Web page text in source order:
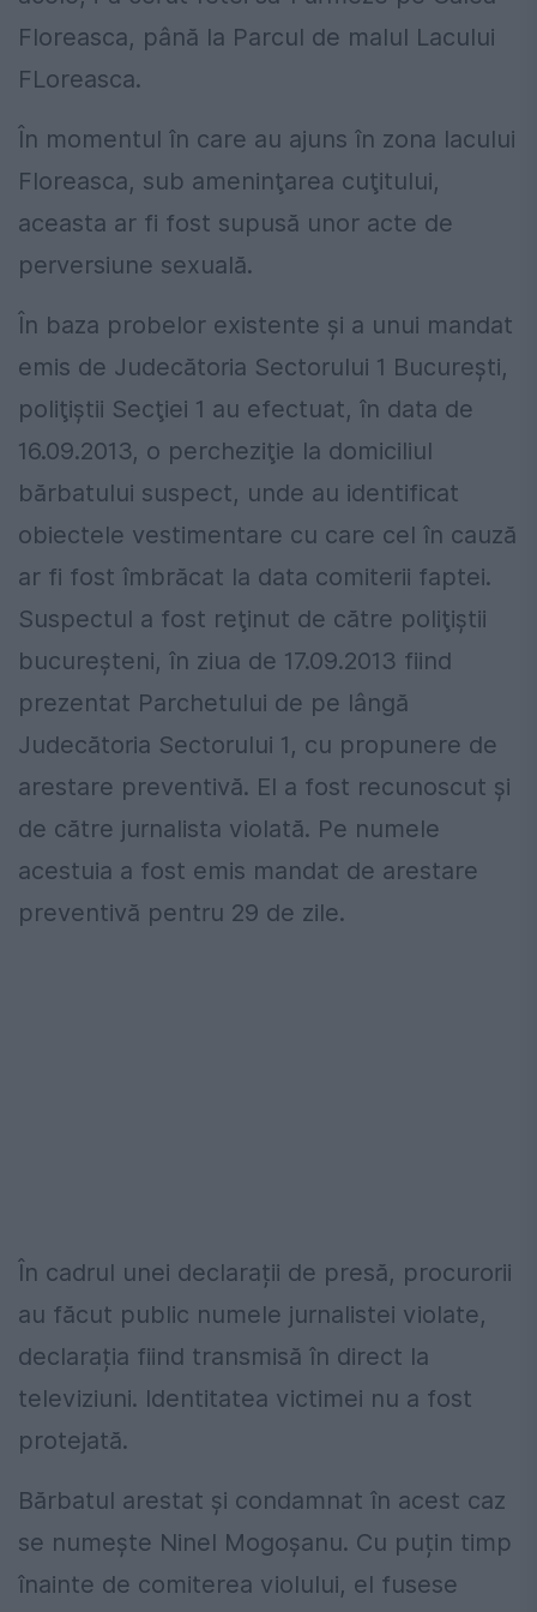
Floreasca, până la Parcul de malul Lacului
FLoreasca.
În momentul în care au ajuns în zona lacului
Floreasca, sub ameninţarea cuţitului,
aceasta ar fi fost supusă unor acte de
perversiune sexuală.
În baza probelor existente şi a unui mandat
emis de Judecătoria Sectorului 1 Bucureşti,
poliţiştii Secţiei 1 au efectuat, în data de
16.09.2013, o percheziţie la domiciliul
bărbatului suspect, unde au identificat
obiectele vestimentare cu care cel în cauză
ar fi fost îmbrăcat la data comiterii faptei.
Suspectul a fost reţinut de către poliţiştii
bucureşteni, în ziua de 17.09.2013 fiind
prezentat Parchetului de pe lângă
Judecătoria Sectorului 1, cu propunere de
arestare preventivă. El a fost recunoscut și
de către jurnalista violată. Pe numele
acestuia a fost emis mandat de arestare
preventivă pentru 29 de zile.
În cadrul unei declarații de presă, procurorii
au făcut public numele jurnalistei violate,
declarația fiind transmisă în direct la
televiziuni. Identitatea victimei nu a fost
protejată.
Bărbatul arestat și condamnat în acest caz
se numește Ninel Mogoșanu. Cu puțin timp
înainte de comiterea violului, el fusese